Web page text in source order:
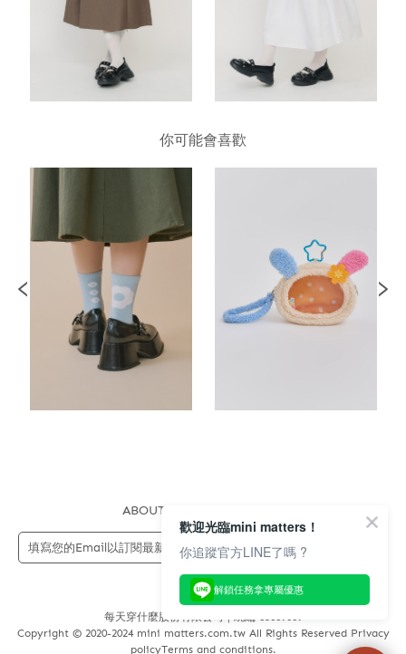
你可能會喜歡
ABOUT US
每天穿什麼股份有限公司 | 統編 83689089
Copyright © 2020-2024 mini matters.com.tw All Rights Reserved Privacy
policyTerms and conditions.
歡迎光臨mini matters！
你追蹤官方LINE了嗎 ?
解鎖任務拿專屬優惠